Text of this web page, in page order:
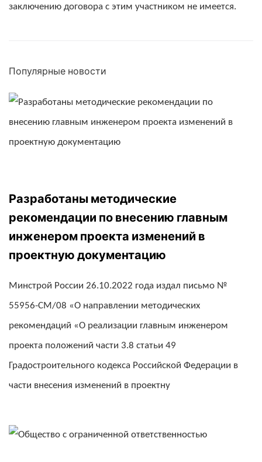
заключению договора с этим участником не имеется.
Популярные новости
Разработаны методические
рекомендации по внесению главным
инженером проекта изменений в
проектную документацию
Минстрой России 26.10.2022 года издал письмо №
55956-СМ/08 «О направлении методических
рекомендаций «О реализации главным инженером
проекта положений части 3.8 статьи 49
Градостроительного кодекса Российской Федерации в
части внесения изменений в проектну